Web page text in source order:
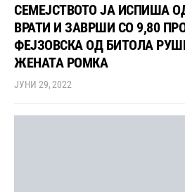
СЕМЕЈСТВОТО ЈА ИСПИША
ВРАТИ И ЗАВРШИ СО 9,80
ФЕЈЗОВСКА ОД БИТОЛА
ЖЕНАТА РОМКА
ЈУНИ 29, 2022